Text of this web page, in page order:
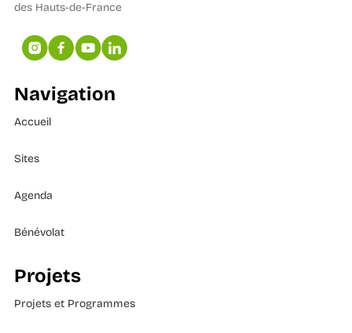
des Hauts-de-France
Navigation
Accueil
Sites
Agenda
Bénévolat
Projets
Projets et Programmes